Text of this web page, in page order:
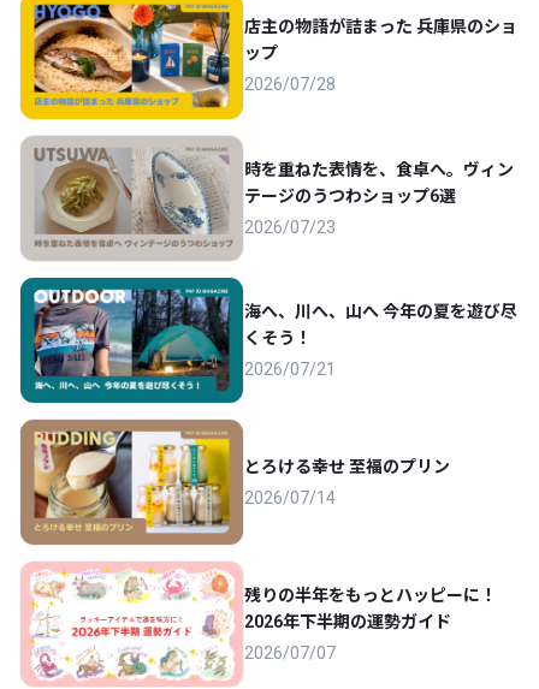
店主の物語が詰まった 兵庫県のショ
ップ
2026/07/28
時を重ねた表情を、食卓へ。ヴィン
テージのうつわショップ6選
2026/07/23
海へ、川へ、山へ 今年の夏を遊び尽
くそう！
2026/07/21
とろける幸せ 至福のプリン
2026/07/14
残りの半年をもっとハッピーに！
2026年下半期の運勢ガイド
2026/07/07